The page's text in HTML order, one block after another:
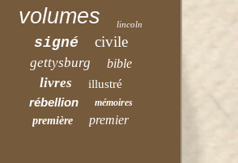
volumes lincoln
signé civile
gettysburg bible
livres illustré
rébellion mémoires
première premier